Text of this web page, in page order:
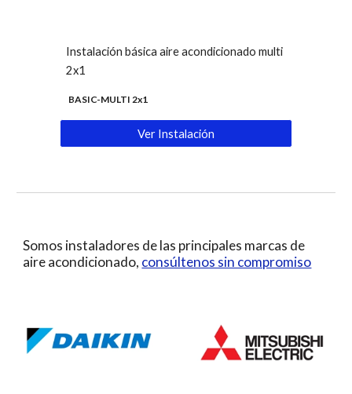
Instalación básica aire acondicionado multi
2x1
BASIC-MULTI 2x1
Ver Instalación
Somos instaladores de las principales marcas de
aire acondicionado, consúltenos sin compromiso